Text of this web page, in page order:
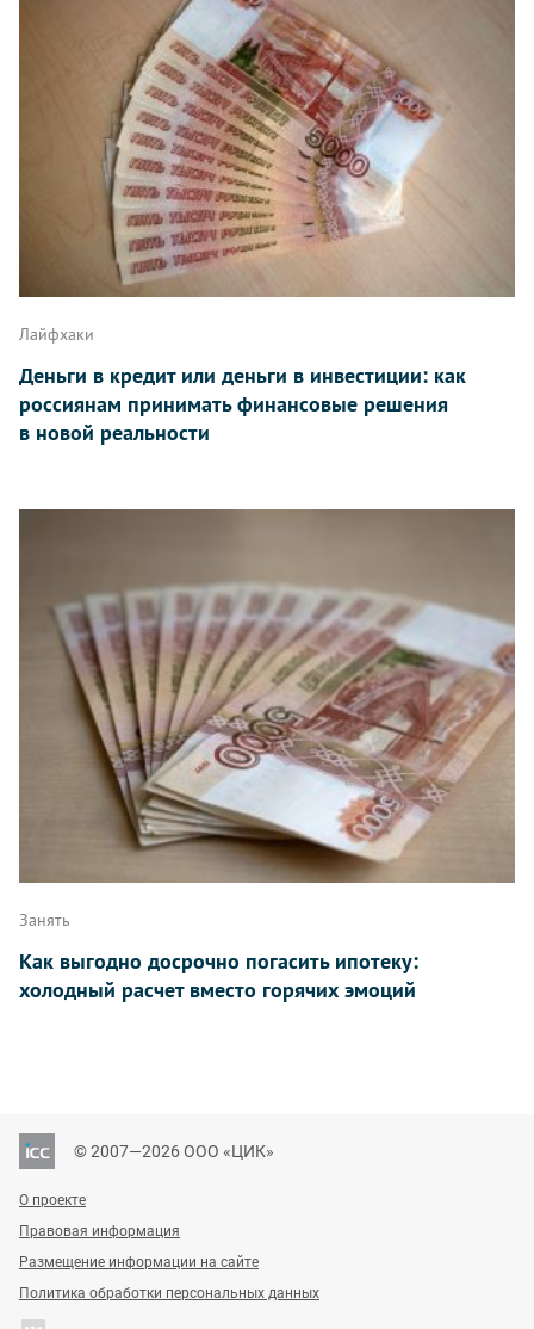
Лайфхаки
Деньги в кредит или деньги в инвестиции: как
россиянам принимать финансовые решения
в новой реальности
Занять
Как выгодно досрочно погасить ипотеку:
холодный расчет вместо горячих эмоций
© 2007—2026 ООО «ЦИК»
О проекте
Правовая информация
Размещение информации на сайте
Политика обработки персональных данных